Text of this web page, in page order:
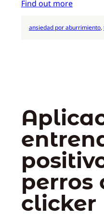
Find out more
ansiedad por aburrimiento,
perros
clicker